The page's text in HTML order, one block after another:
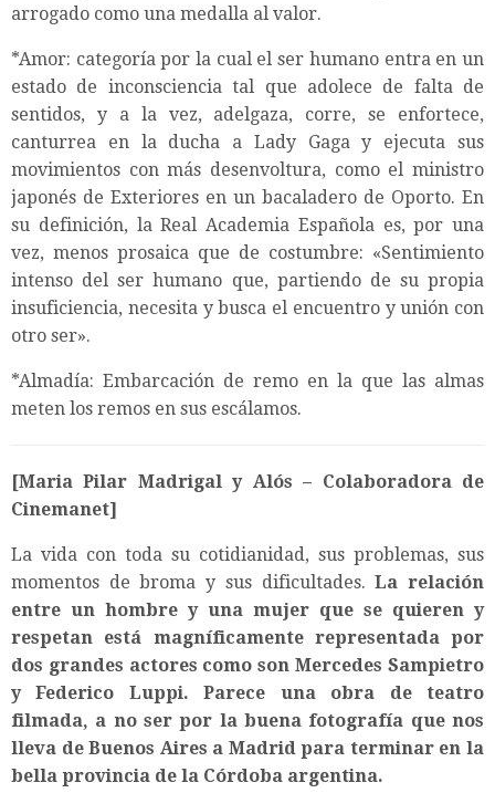
arrogado como una medalla al valor.
*Amor: categoría por la cual el ser humano entra en un
estado de inconsciencia tal que adolece de falta de
sentidos, y a la vez, adelgaza, corre, se enfortece,
canturrea en la ducha a Lady Gaga y ejecuta sus
movimientos con más desenvoltura, como el ministro
japonés de Exteriores en un bacaladero de Oporto. En
su definición, la Real Academia Española es, por una
vez, menos prosaica que de costumbre: «Sentimiento
intenso del ser humano que, partiendo de su propia
insuficiencia, necesita y busca el encuentro y unión con
otro ser».
*Almadía: Embarcación de remo en la que las almas
meten los remos en sus escálamos.
[Maria Pilar Madrigal y Alós – Colaboradora de
Cinemanet]
La vida con toda su cotidianidad, sus problemas, sus
momentos de broma y sus dificultades.La relación
entre un hombre y una mujer que se quieren y
respetan está magníficamente representada por
dos grandes actores como son Mercedes Sampietro
y Federico Luppi. Parece una obra de teatro
filmada, a no ser por la buena fotografía que nos
lleva de Buenos Aires a Madrid para terminar en la
bella provincia de la Córdoba argentina.